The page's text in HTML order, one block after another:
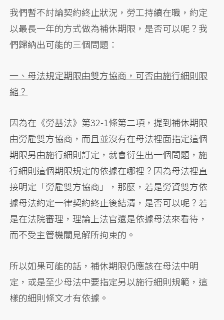
我們暫不討論契約終止狀況，勞工持續在職，約定
以最長一年的方式做為補休期限，是否可以呢？我
們歸納出可能的三個問題：
一、母法規定期限由雙方協商，可否由施行細則限
縮？
因為在《勞基法》第32-1條第二項，提到補休期限
由勞雇雙方協商，而且並沒有在母法裡面指定這個
期限另由施行細則訂定，就會衍生出一個問題，施
行細則這個期限規定的依據在哪裡？因為母法裡直
接明定「勞雇雙方協商」，那麼，若是勞資雙方依
據母法約定一律契約終止後結清，是否可以呢？若
是在法院審理，理論上法官還是依據母法來看待，
而不受主管機關見解所拘束的。
所以如果可能的話，補休期限仍應該在母法中明
定，或是至少母法中要指定另以施行細則規範，這
樣的細則條文才有依據。